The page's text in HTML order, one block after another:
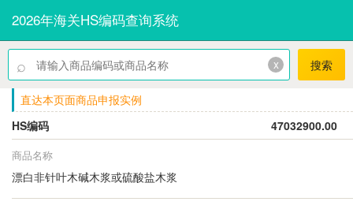
2026年海关HS编码查询系统
⌕ x 搜索
直达本页面商品申报实例
HS编码
47032900.00
商品名称
漂白非针叶木碱木浆或硫酸盐木浆